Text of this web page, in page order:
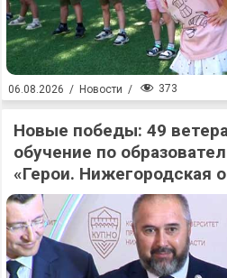
06.08.2026 / Новости / 373
Новые победы: 49
обучение по
«Герои. Нижегородская